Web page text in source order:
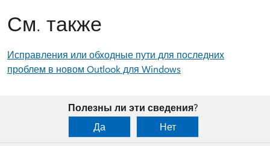
См. также
Исправления или обходные пути для последних
проблем в новом Outlook для Windows
Полезны ли эти сведения?
Да
Нет